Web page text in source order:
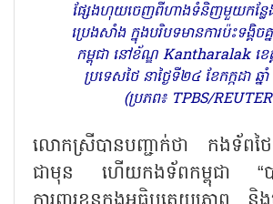
ផ្សែងហុយចេញពីហាងទំនិញមួយកន្លែ
ប្រេងសាំង ក្នុងបរិបទមានការប៉ះទង្គិចគ្
កម្ពុជា នៅខ័ណ្ឌ Kantharalak ខេ
ប្រទេសថៃ នាថ្ងៃទី២៤ ខែកក្កដា ឆ្
(ប្រភព៖ TPBS/
លោកស្រីបានបញ្ជាក់ថា កងទ័ពថៃ
ជាមុន ហើយកងទ័ពកម្ពុជា “